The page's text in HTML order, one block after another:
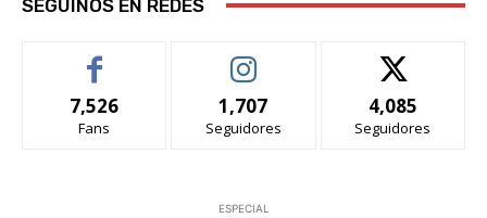
SEGUINOS EN REDES
7,526
Fans
1,707
Seguidores
4,085
Seguidores
ESPECIAL